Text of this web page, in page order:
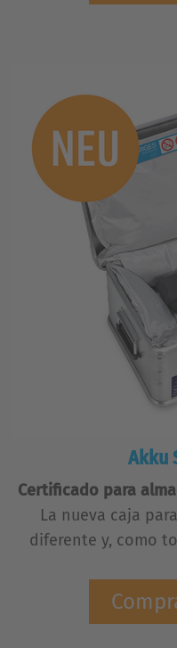
Akku
Certificado para
La nueva caja
diferente y, como